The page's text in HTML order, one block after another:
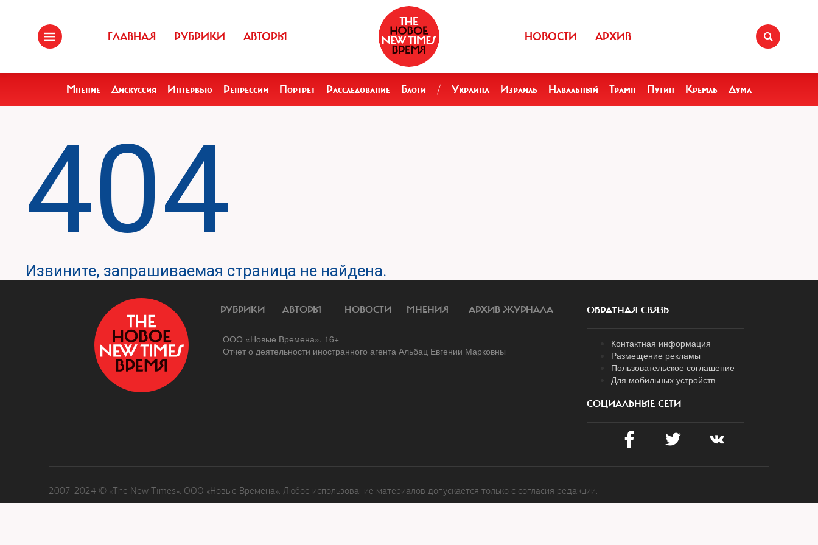
ГЛАВНАЯ РУБРИКИ АВТОРЫ НОВОСТИ АРХИВ
Мнение Дискуссия Интервью Репрессии Портрет Расследование Блоги / Украина Израиль Навальный Трамп Путин Кремль Дума
404
Извините, запрашиваемая страница не найдена.
РУБРИКИ АВТОРЫ НОВОСТИ МНЕНИЯ АРХИВ ЖУРНАЛА
ООО «Новые Времена». 16+
Отчет о деятельности иностранного агента Альбац Евгении Марковны
ОБРАТНАЯ СВЯЗЬ
Контактная информация
Размещение рекламы
Пользовательское соглашение
Для мобильных устройств
СОЦИАЛЬНЫЕ СЕТИ
2007-2024 © «The New Times». ООО «Новые Времена». Любое использование материалов допускается только с согласия редакции.